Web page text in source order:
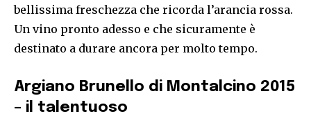
bellissima freschezza che ricorda l’arancia rossa.
Un vino pronto adesso e che sicuramente è
destinato a durare ancora per molto tempo.
Argiano Brunello di Montalcino 2015
– il talentuoso